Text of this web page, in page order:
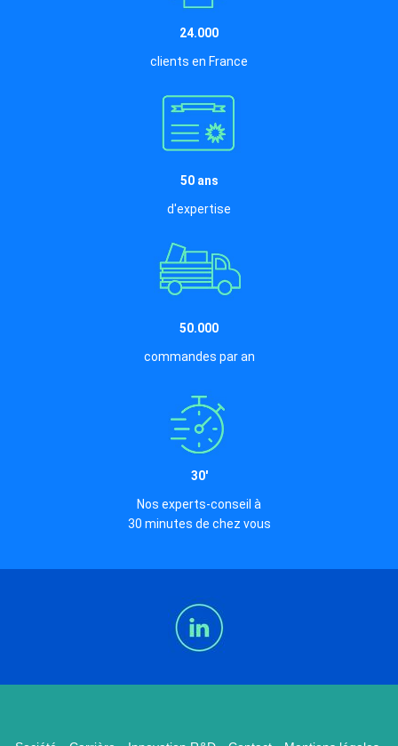
24.000
clients en France
50 ans
d'expertise
50.000
commandes par an
30'
Nos experts-conseil à
30 minutes de chez vous